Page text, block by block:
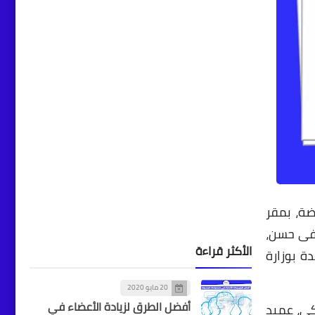
بمقر
حسن،
بوزارة
عميد
الأكثر قراءة
20 مايو 2020
أفضل الطرق لزيادة الأعضاء في
العلمي السادس - الدولي
الثاني للاقتصاد المنزلي